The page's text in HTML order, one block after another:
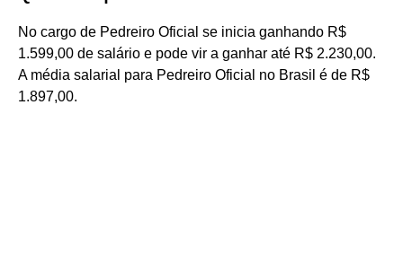
No cargo de Pedreiro Oficial se inicia ganhando R$
1.599,00 de salário e pode vir a ganhar até R$ 2.230,00.
A média salarial para Pedreiro Oficial no Brasil é de R$
1.897,00.